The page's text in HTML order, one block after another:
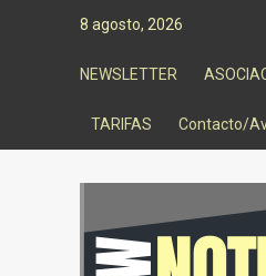
8 agosto, 2026
NEWSLETTER
TARIFAS Contacto/